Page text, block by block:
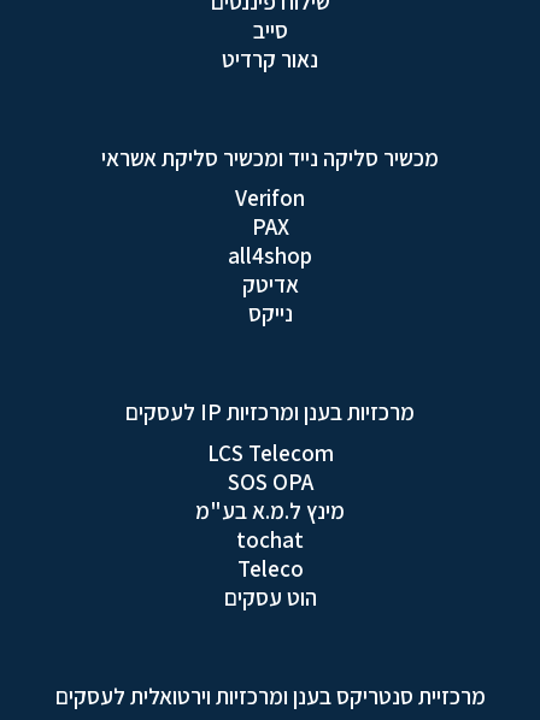
סייב
נאור קרדיט
מכשיר סליקה נייד ומכשיר סליקת אשראי
Verifon
PAX
all4shop
אדיטק
נייקס
מרכזיות בענן ומרכזיות IP לעסקים
LCS Telecom
SOS OPA
מינץ ל.מ.א בע"מ
tochat
Teleco
הוט עסקים
מרכזיית סנטריקס בענן ומרכזיות וירטואלית לעסקים